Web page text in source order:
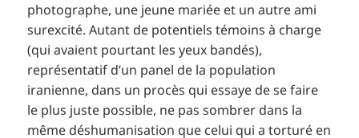
photographe, une jeune mariée et un autre ami
surexcité. Autant de potentiels témoins à charge
(qui avaient pourtant les yeux bandés),
représentatif d’un panel de la population
iranienne, dans un procès qui essaye de se faire
le plus juste possible, ne pas sombrer dans la
même déshumanisation que celui qui a torturé en